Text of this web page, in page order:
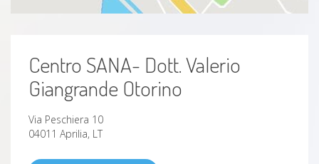
Colite
Connettivite
Gastrite
Centro SANA- Dott. Valerio
Giangrande Otorino
Via Peschiera 10
04011 Aprilia, LT